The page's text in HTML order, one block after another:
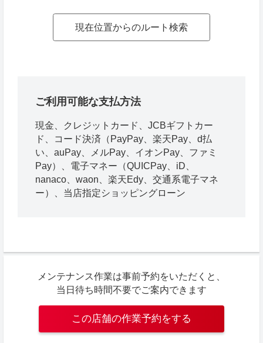
現在位置からのルート検索
ご利用可能な支払方法
現金、クレジットカード、JCBギフトカー
ド、コード決済（PayPay、楽天Pay、d払
い、auPay、メルPay、イオンPay、ファミ
Pay）、電子マネー（QUICPay、iD、
nanaco、waon、楽天Edy、交通系電子マネ
ー）、当店指定ショッピングローン
メンテナンス作業は事前予約をいただくと、
当日待ち時間不要でご案内できます
この店舗の作業予約をする